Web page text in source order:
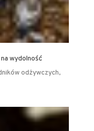
wydolność
odżywczych,